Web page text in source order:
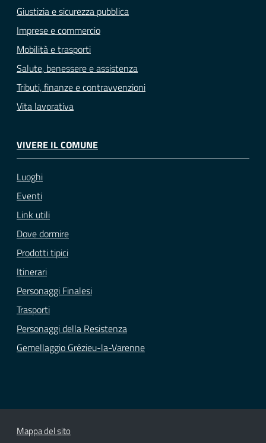
Giustizia e sicurezza pubblica
Imprese e commercio
Mobilità e trasporti
Salute, benessere e assistenza
Tributi, finanze e contravvenzioni
Vita lavorativa
VIVERE IL COMUNE
Luoghi
Eventi
Link utili
Dove dormire
Prodotti tipici
Itinerari
Personaggi Finalesi
Trasporti
Personaggi della Resistenza
Gemellaggio Grézieu-la-Varenne
Mappa del sito